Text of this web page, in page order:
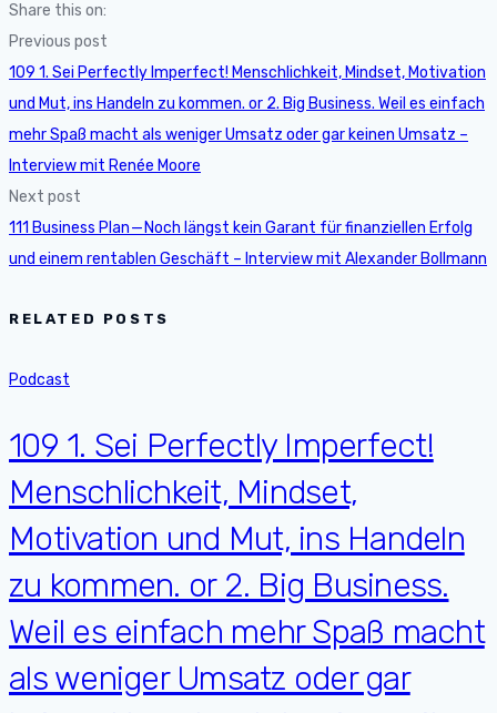
Share this on:
Previous post
109 1. Sei Perfectly Imperfect! Menschlichkeit, Mindset, Motivation
und Mut, ins Handeln zu kommen. or 2. Big Business. Weil es einfach
mehr Spaß macht als weniger Umsatz oder gar keinen Umsatz –
Interview mit Renée Moore
Next post
111 Business Plan — Noch längst kein Garant für finanziellen Erfolg
und einem rentablen Geschäft – Interview mit Alexander Bollmann
RELATED POSTS
Podcast
109 1. Sei Perfectly Imperfect!
Menschlichkeit, Mindset,
Motivation und Mut, ins Handeln
zu kommen. or 2. Big Business.
Weil es einfach mehr Spaß macht
als weniger Umsatz oder gar